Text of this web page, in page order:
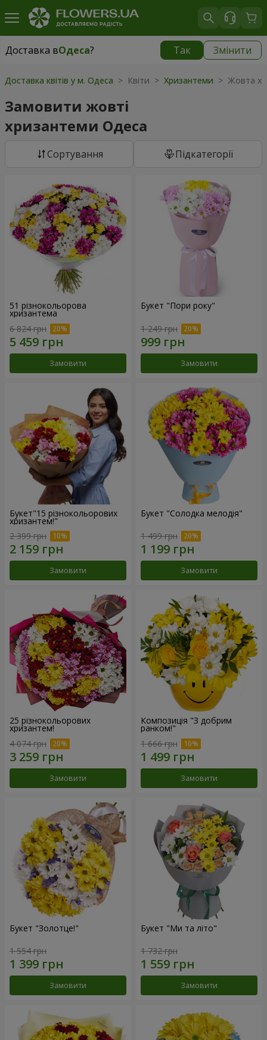
Доставка вОдеса? Так Змінити
Доставка вОдеса
Доставка квітів у м. Одеса > Квіти > Хризантеми > Жовта
Замовити жовті
хризантеми Одеса
Сортування Підкатегорії
51 різнокольорова
хризантема
6 824 грн
Замовити
Букет "Пори року"
1 249 грн
Замовити
Букет"15 різнокольорових
хризантем!"
2 399 грн
Замовити
Букет "Солодка мелодія"
1 499 грн
Замовити
25 різнокольорових
хризантем!
4 074 грн
Замовити
Композиція "З добрим
ранком!"
1 666 грн
Замовити
Букет "Золотце!"
1 554 грн
Замовити
Букет "Ми та літо"
1 732 грн
Замовити